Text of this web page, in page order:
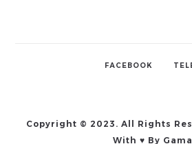
FACEBOOK
Copyright © 2023. All Rights
With ♥ By Gamal